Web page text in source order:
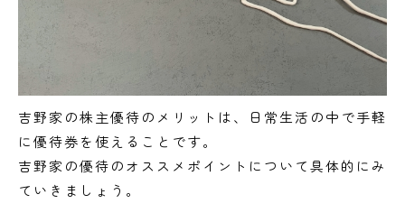
吉野家の株主優待のメリットは、日常生活の中で手軽
に優待券を使えることです。
吉野家の優待のオススメポイントについて具体的にみ
ていきましょう。